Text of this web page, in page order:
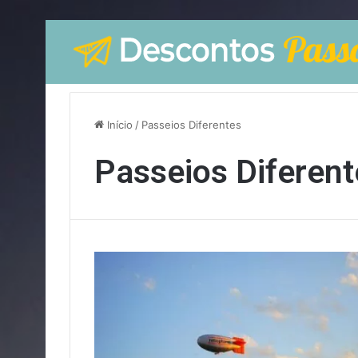
Início / Passeios Diferentes
Passeios